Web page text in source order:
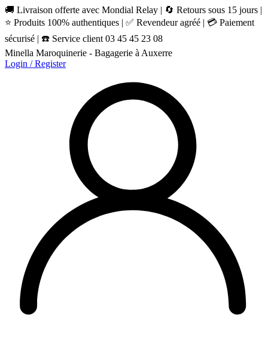
🚚 Livraison offerte avec Mondial Relay | 🔄 Retours sous 15 jours |
⭐ Produits 100% authentiques | ✅ Revendeur agréé | 💳 Paiement
sécurisé | ☎️ Service client 03 45 45 23 08
Minella Maroquinerie - Bagagerie à Auxerre
Login / Register